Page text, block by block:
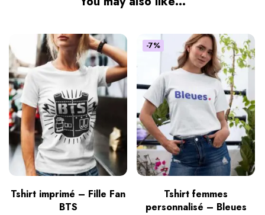
Tshirt imprimé – Fille Fan
BTS
-7%
Tshirt femmes
personnalisé – Bleues